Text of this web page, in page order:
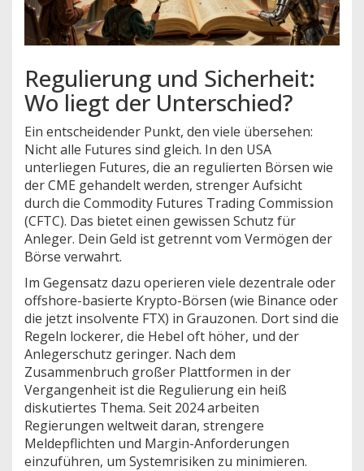
Regulierung und Sicherheit:
Wo liegt der Unterschied?
Ein entscheidender Punkt, den viele übersehen:
Nicht alle Futures sind gleich. In den USA
unterliegen Futures, die an regulierten Börsen wie
der CME gehandelt werden, strenger Aufsicht
durch die Commodity Futures Trading Commission
(CFTC). Das bietet einen gewissen Schutz für
Anleger. Dein Geld ist getrennt vom Vermögen der
Börse verwahrt.
Im Gegensatz dazu operieren viele dezentrale oder
offshore-basierte Krypto-Börsen (wie Binance oder
die jetzt insolvente FTX) in Grauzonen. Dort sind die
Regeln lockerer, die Hebel oft höher, und der
Anlegerschutz geringer. Nach dem
Zusammenbruch großer Plattformen in der
Vergangenheit ist die Regulierung ein heiß
diskutiertes Thema. Seit 2024 arbeiten
Regierungen weltweit daran, strengere
Meldepflichten und Margin-Anforderungen
einzuführen, um Systemrisiken zu minimieren.